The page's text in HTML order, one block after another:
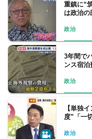
重鎮に“
は政治
政治
3年間で
ンス宿
政治
【単独
度”「一
政治